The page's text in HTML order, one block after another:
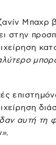
Μπαχρ
στην
αυτή τη